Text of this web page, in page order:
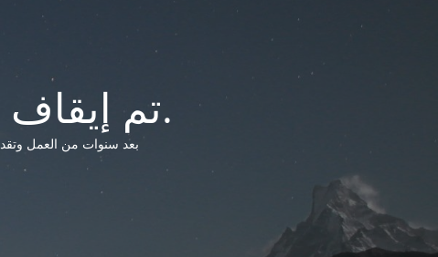
تم إيقاف خدمات شبكة التشريعات الليبية.
بعد سنوات من العمل وتقديم